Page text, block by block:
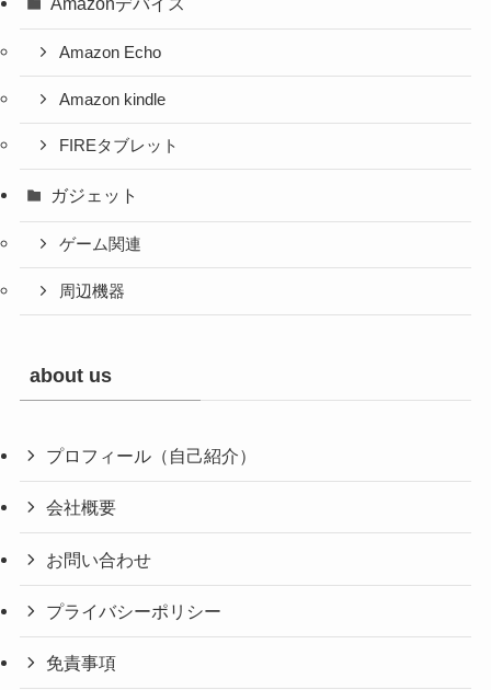
Amazon Echo
Amazon kindle
FIREタブレット
ガジェット
ゲーム関連
周辺機器
about us
プロフィール（自己紹介）
会社概要
お問い合わせ
プライバシーポリシー
免責事項